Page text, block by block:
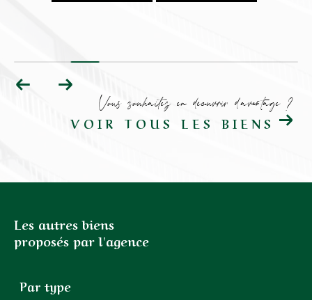
Vous souhaitez en découvrir d'avantage ?
VOIR TOUS LES BIENS
Les autres biens
proposés par l'agence
Par type